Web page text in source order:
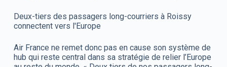
Deux-tiers des passagers long-courriers à Roissy
connectent vers l'Europe
Air France ne remet donc pas en cause son système de
hub qui reste central dans sa stratégie de relier l’Europe